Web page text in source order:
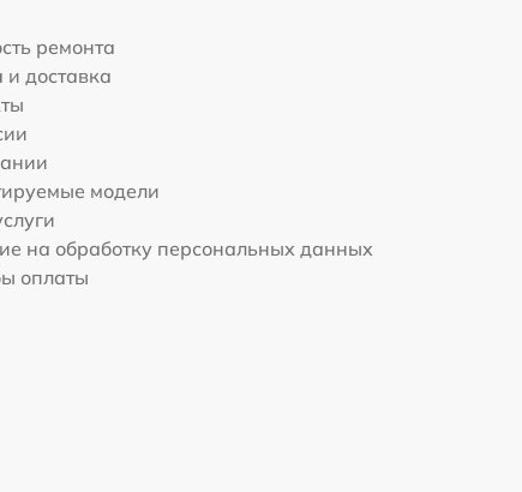
ремонта
и доставка
модели
на обработку персональных данных
оплаты